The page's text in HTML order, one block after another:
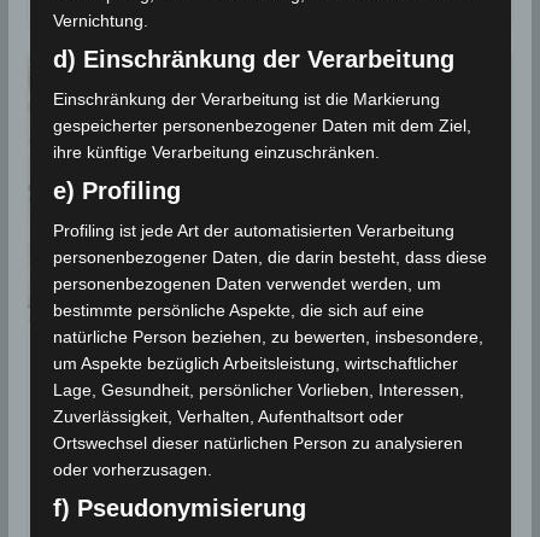
BEBEN 2021
10 Sep 2021: Erdbeben im
Gouvernorat Sidi Bouzid
[M3.70]
Vernichtung.
d) Einschränkung der Verarbeitung
Einschränkung der Verarbeitung ist die Markierung
gespeicherter personenbezogener Daten mit dem Ziel,
ihre künftige Verarbeitung einzuschränken.
e) Profiling
Profiling ist jede Art der automatisierten Verarbeitung
personenbezogener Daten, die darin besteht, dass diese
personenbezogenen Daten verwendet werden, um
bestimmte persönliche Aspekte, die sich auf eine
natürliche Person beziehen, zu bewerten, insbesondere,
um Aspekte bezüglich Arbeitsleistung, wirtschaftlicher
Lage, Gesundheit, persönlicher Vorlieben, Interessen,
Zuverlässigkeit, Verhalten, Aufenthaltsort oder
Ortswechsel dieser natürlichen Person zu analysieren
oder vorherzusagen.
f) Pseudonymisierung